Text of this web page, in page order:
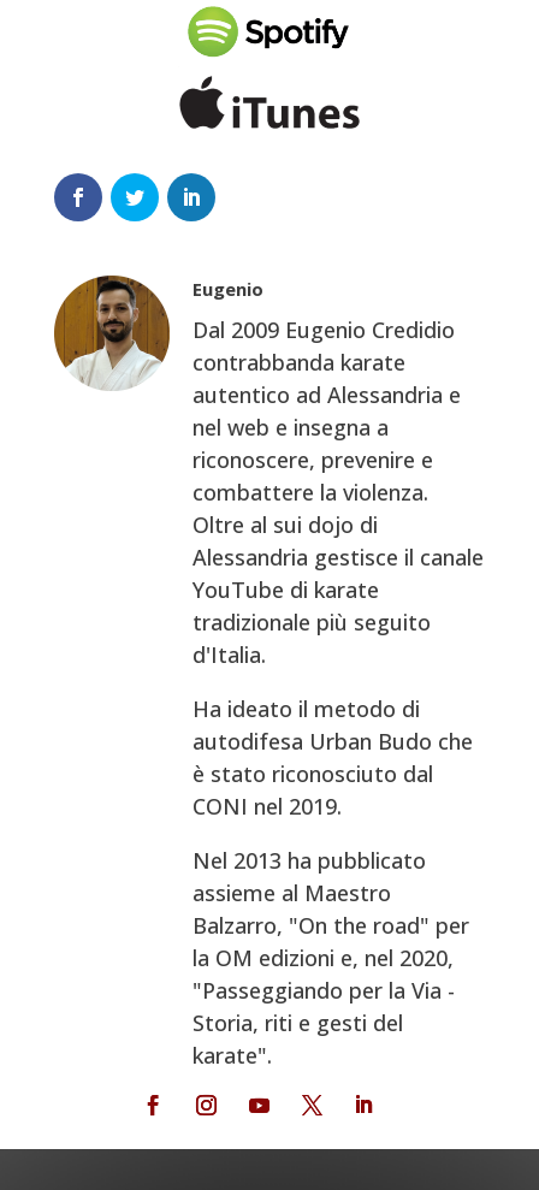
Eugenio
Dal 2009 Eugenio Credidio
contrabbanda karate
autentico ad Alessandria e
nel web e insegna a
riconoscere, prevenire e
combattere la violenza.
Oltre al sui dojo di
Alessandria gestisce il canale
YouTube di karate
tradizionale più seguito
d'Italia.
Ha ideato il metodo di
autodifesa Urban Budo che
è stato riconosciuto dal
CONI nel 2019.
Nel 2013 ha pubblicato
assieme al Maestro
Balzarro, "On the road" per
la OM edizioni e, nel 2020,
"Passeggiando per la Via -
Storia, riti e gesti del
karate".